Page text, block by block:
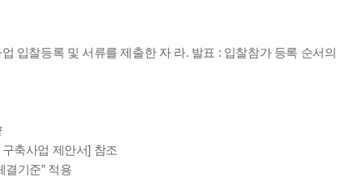
입찰등록 및 서류를 제출한 자 라. 발표 : 입찰참가 등록 순서
축사업 제안서] 참조
결기준” 적용